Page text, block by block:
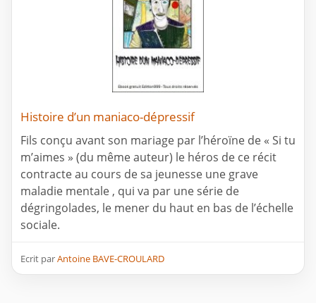
Histoire d’un maniaco-dépressif
Fils conçu avant son mariage par l’héroïne de « Si tu
m’aimes » (du même auteur) le héros de ce récit
contracte au cours de sa jeunesse une grave
maladie mentale , qui va par une série de
dégringolades, le mener du haut en bas de l’échelle
sociale.
Ecrit parAntoine BAVE-CROULARD